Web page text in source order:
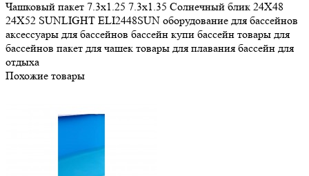
Чашковый пакет 7.3х1.25 7.3х1.35 Солнечный блик 24X48
24X52 SUNLIGHT ELI2448SUN оборудование для бассейнов
аксессуары для бассейнов бассейн купи бассейн товары для
бассейнов пакет для чашек товары для плавания бассейн для
отдыха
Похожие товары